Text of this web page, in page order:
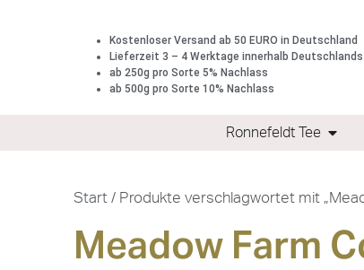
Kostenloser Versand ab 50 EURO in Deutschland
Lieferzeit 3 – 4 Werktage innerhalb Deutschlands
ab 250g pro Sorte 5% Nachlass
ab 500g pro Sorte 10% Nachlass
Ronnefeldt Tee
Start / Produkte verschlagwortet mit
Meadow Farm